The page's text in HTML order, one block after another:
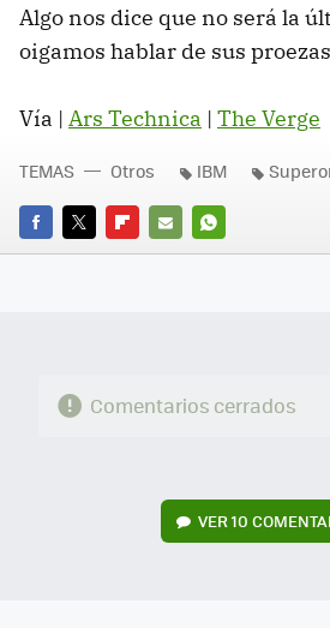
Algo nos dice que no será la
oigamos hablar de sus
Vía | Ars Technica | The Verge
FACEBOOK
TWITTERFLIPBOARD
E-
WHATSAPP
TEMAS Otros IBM
Comentarios cerrados
VER 10